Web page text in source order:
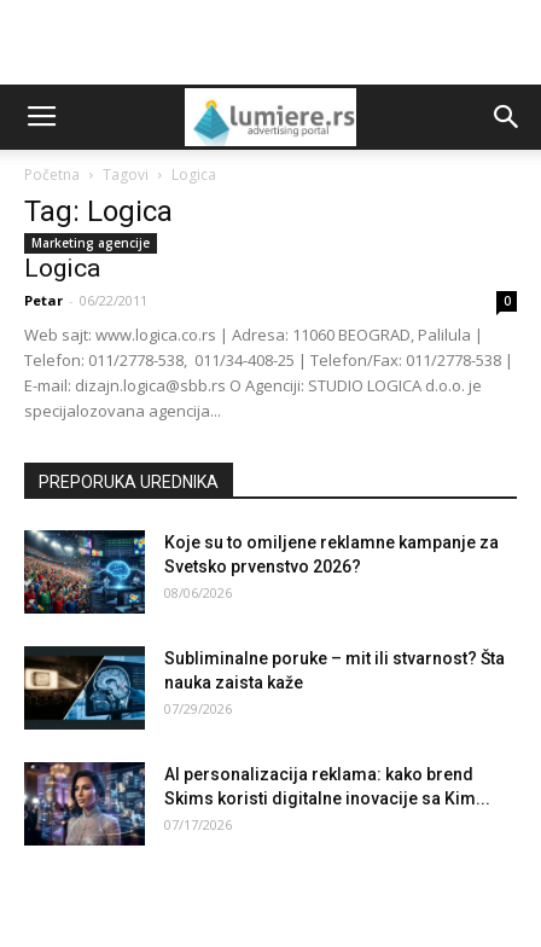
Početna Tagovi Logica
Tag: Logica
Marketing agencije
Logica
Petar - 06/22/2011 0
Web sajt: www.logica.co.rs | Adresa: 11060 BEOGRAD, Palilula |
Telefon: 011/2778-538, 011/34-408-25 | Telefon/Fax: 011/2778-538 |
E-mail: dizajn.logica@sbb.rs O Agenciji: STUDIO LOGICA d.o.o. je
specijalozovana agencija...
PREPORUKA UREDNIKA
Koje su to omiljene reklamne kampanje za
Svetsko prvenstvo 2026?
08/06/2026
Subliminalne poruke – mit ili stvarnost? Šta
nauka zaista kaže
07/29/2026
AI personalizacija reklama: kako brend
Skims koristi digitalne inovacije sa Kim...
07/17/2026